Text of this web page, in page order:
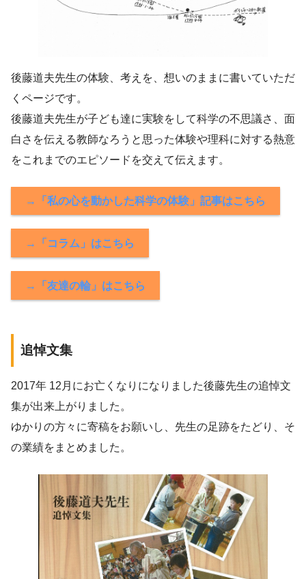
後藤道夫先生の体験、考えを、想いのままに書いていただ
くページです。
後藤道夫先生が子ども達に実験をして科学の不思議さ、面
白さを伝える教師なろうと思った体験や理科に対する熱意
をこれまでのエピソードを交えて伝えます。
→「私の心を動かした科学の体験」記事はこちら
→「コラム」はこちら
→「友達の輪」はこちら
追悼文集
2017年 12月にお亡くなりになりました後藤先生の追悼文
集が出来上がりました。
ゆかりの方々に寄稿をお願いし、先生の足跡をたどり、そ
の業績をまとめました。